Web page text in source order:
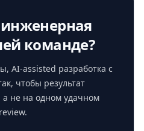
команде?
AI-assisted разработка с
чтобы результат
не на одном удачном